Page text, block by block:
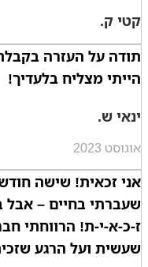
קטי ק.
תודה על העזרה
הייתי מצליח בלעדיך!
ינאי ש.
אוגוסט 2023
אני זכאית! שישה
שעברתי בחיים – אבל
ז-כ-א-י-ת! הרווחתי
שעשית ועל הרגע